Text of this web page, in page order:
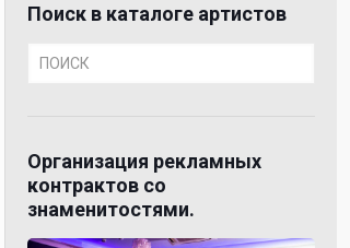
Поиск в каталоге артистов
Организация рекламных
контрактов со
знаменитостями.